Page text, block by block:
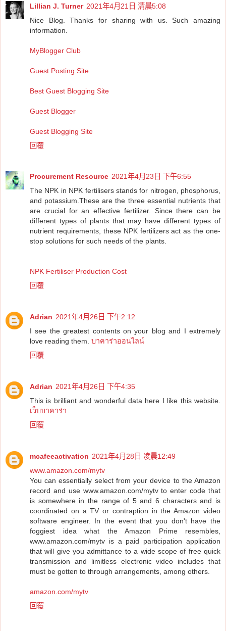
Lillian J. Turner 2021年4月21日 清晨5:08
Nice Blog. Thanks for sharing with us. Such amazing
information.
MyBlogger Club
Guest Posting Site
Best Guest Blogging Site
Guest Blogger
Guest Blogging Site
回覆
Procurement Resource 2021年4月23日 下午6:55
The NPK in NPK fertilisers stands for nitrogen, phosphorus,
and potassium.These are the three essential nutrients that
are crucial for an effective fertilizer. Since there can be
different types of plants that may have different types of
nutrient requirements, these NPK fertilizers act as the one-
stop solutions for such needs of the plants.
NPK Fertiliser Production Cost
回覆
Adrian 2021年4月26日 下午2:12
I see the greatest contents on your blog and I extremely
love reading them. บาคาร่าออนไลน์
回覆
Adrian 2021年4月26日 下午4:35
This is brilliant and wonderful data here I like this website.
เว็บบาคาร่า
回覆
mcafeeactivation 2021年4月28日 凌晨12:49
www.amazon.com/mytv
You can essentially select from your device to the Amazon
record and use www.amazon.com/mytv to enter code that
is somewhere in the range of 5 and 6 characters and is
coordinated on a TV or contraption in the Amazon video
software engineer. In the event that you don't have the
foggiest idea what the Amazon Prime resembles,
www.amazon.com/mytv is a paid participation application
that will give you admittance to a wide scope of free quick
transmission and limitless electronic video includes that
must be gotten to through arrangements, among others.
amazon.com/mytv
回覆